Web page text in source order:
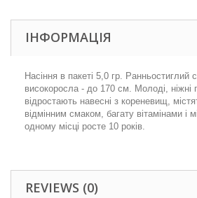
ІНФОРМАЦІЯ
Насіння в пакеті 5,0 гр. Ранньостиглий
високоросла - до 170 см. Молоді, ніжні
відростають навесні з кореневищ,
відмінним смаком, багату вітамінами і
одному місці росте 10 років.
REVIEWS (0)